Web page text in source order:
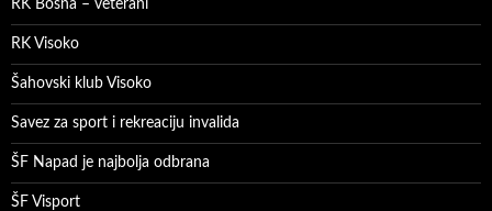
RK Bosna – veterani
RK Visoko
Šahovski klub Visoko
Savez za sport i rekreaciju invalida
ŠF Napad je najbolja odbrana
ŠF Visport